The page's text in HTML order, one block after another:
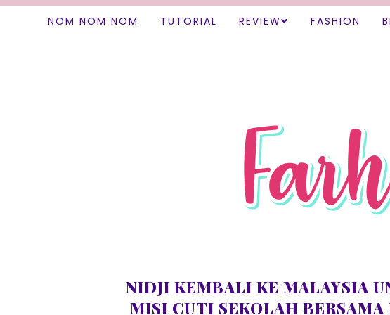
NOM NOM NOM TUTORIAL REVIEW FASHION
NIDJI KEMBALI KE MALAYSIA
MISI CUTI SEKOLAH BERSAMA